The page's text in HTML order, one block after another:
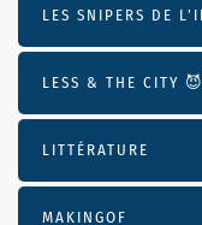
LES SNIPERS DE
LESS & THE CITY 😈
LITTÉRATURE
MAKINGOF